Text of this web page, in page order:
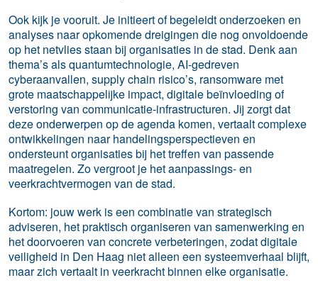
Ook kijk je vooruit. Je initieert of begeleidt onderzoeken en
analyses naar opkomende dreigingen die nog onvoldoende
op het netvlies staan bij organisaties in de stad. Denk aan
thema’s als quantumtechnologie, AI-gedreven
cyberaanvallen, supply chain risico’s, ransomware met
grote maatschappelijke impact, digitale beïnvloeding of
verstoring van communicatie-infrastructuren. Jij zorgt dat
deze onderwerpen op de agenda komen, vertaalt complexe
ontwikkelingen naar handelingsperspectieven en
ondersteunt organisaties bij het treffen van passende
maatregelen. Zo vergroot je het aanpassings- en
veerkrachtvermogen van de stad.
Kortom: jouw werk is een combinatie van strategisch
adviseren, het praktisch organiseren van samenwerking en
het doorvoeren van concrete verbeteringen, zodat digitale
veiligheid in Den Haag niet alleen een systeemverhaal blijft,
maar zich vertaalt in veerkracht binnen elke organisatie.